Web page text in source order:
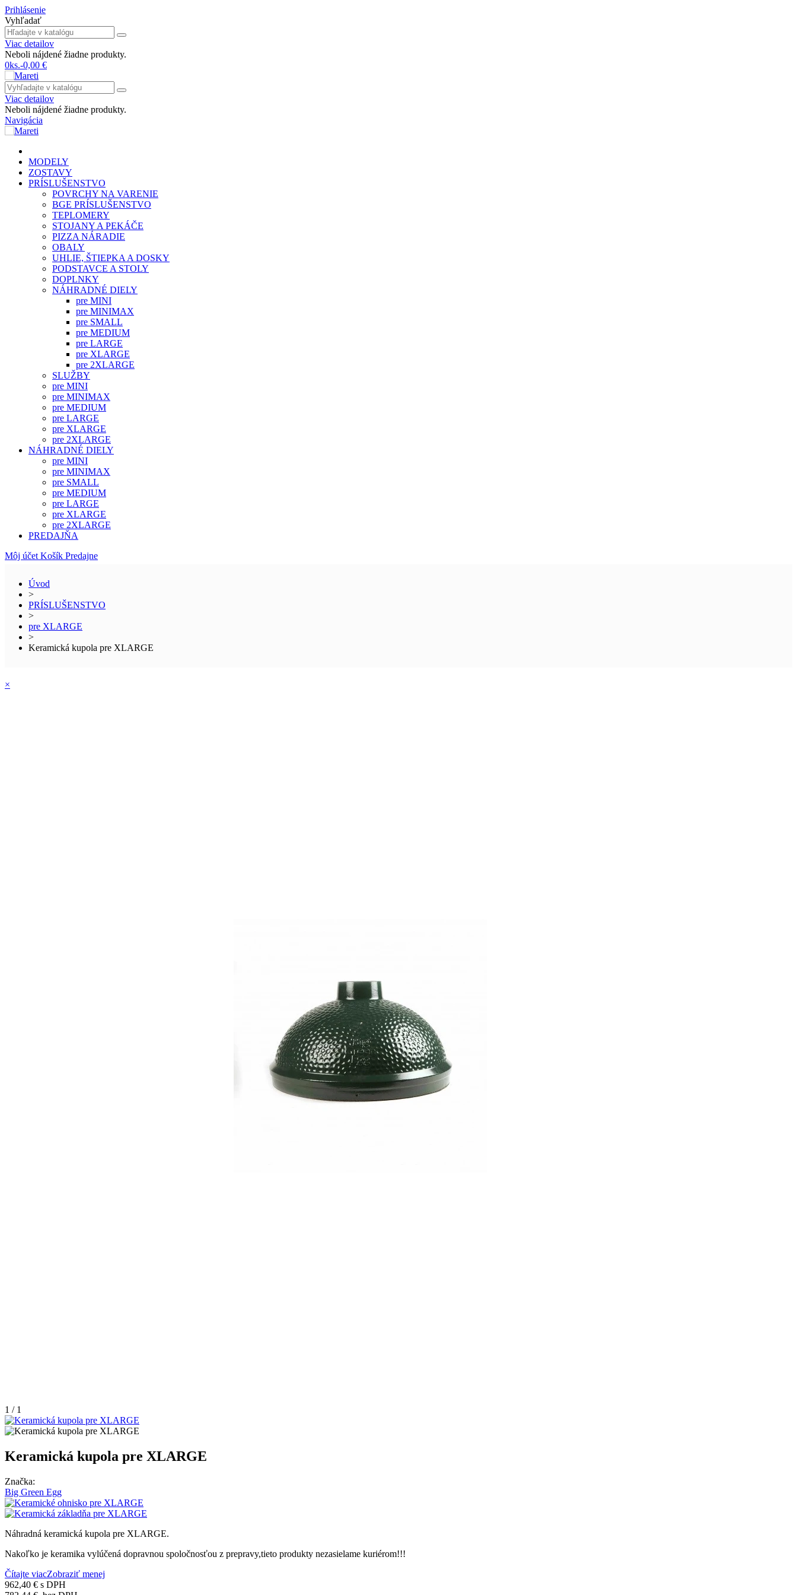
Prihlásenie
Vyhľadať
Viac detailov
Neboli nájdené žiadne produkty.
0ks.-0,00 €
Viac detailov
Neboli nájdené žiadne produkty.
Navigácia
MODELY
ZOSTAVY
PRÍSLUŠENSTVO
POVRCHY NA VARENIE
BGE PRÍSLUŠENSTVO
TEPLOMERY
STOJANY A PEKÁČE
PIZZA NÁRADIE
OBALY
UHLIE, ŠTIEPKA A DOSKY
PODSTAVCE A STOLY
DOPLNKY
NÁHRADNÉ DIELY
pre MINI
pre MINIMAX
pre SMALL
pre MEDIUM
pre LARGE
pre XLARGE
pre 2XLARGE
SLUŽBY
pre MINI
pre MINIMAX
pre MEDIUM
pre LARGE
pre XLARGE
pre 2XLARGE
NÁHRADNÉ DIELY
pre MINI
pre MINIMAX
pre SMALL
pre MEDIUM
pre LARGE
pre XLARGE
pre 2XLARGE
PREDAJŇA
Môj účet Košík Predajne
Úvod
>
PRÍSLUŠENSTVO
>
pre XLARGE
>
Keramická kupola pre XLARGE
×
1 / 1
Keramická kupola pre XLARGE
Značka:
Big Green Egg
Náhradná keramická kupola pre XLARGE.
Nakoľko je keramika vylúčená dopravnou spoločnosťou z prepravy,tieto produkty nezasielame kuriérom!!!
Čítajte viacZobraziť menej
962,40 € s DPH